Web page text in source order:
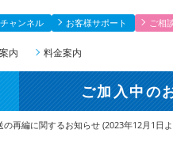
ャンネル お客様サポート ご相
内 料金案内
ご加入中の
の再編に関するお知らせ (2023年12月1日